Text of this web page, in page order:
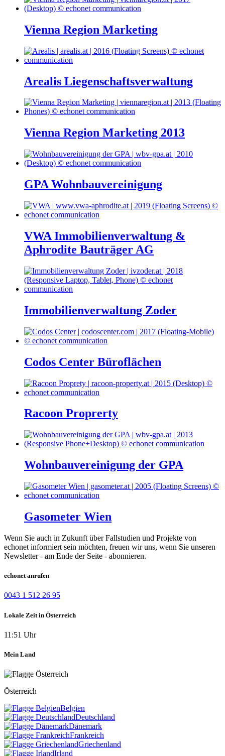
Vienna Region Marketing
Arealis Liegenschaftsverwaltung
Vienna Region Marketing 2013
GPA Wohnbauvereinigung
VWA Immobilienverwaltung &
Aphrodite Bauträger AG
Immobilienverwaltung Zoder
Codos Center Büroflächen
Racoon Proprerty
Wohnbauvereinigung der GPA
Gasometer Wien
Wenn Sie auch in Zukunft über Fallstudien und Projekte von
echonet informiert sein möchten, freuen wir uns, wenn Sie unseren
Newsletter - am Ende der Seite - abonnieren.
echonet anrufen
0043 1 512 26 95
Lokale Zeit in Österreich
11:51 Uhr
Mein Land
Österreich
Belgien
Deutschland
Dänemark
Frankreich
Griechenland
Irland